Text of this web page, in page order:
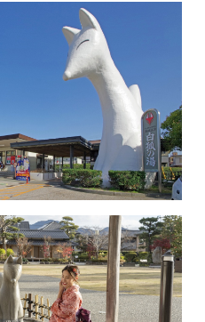
年11月27日(木)放映：
ナンデス！」
「ナンチ
旬の山口でテンション爆
年6月27日(木)放映：あ
たいnippon いま行ってお
2024年2月7日(水)放映：
国宝・瑠璃光寺五重塔を